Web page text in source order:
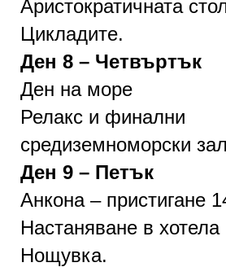
Аристократичната
Цикладите.
Ден 8 – Четвъртък
Ден на море
Релакс и финални
средиземноморски
Ден 9 – Петък
Анкона – пристигане
Настаняване в
Нощувка.